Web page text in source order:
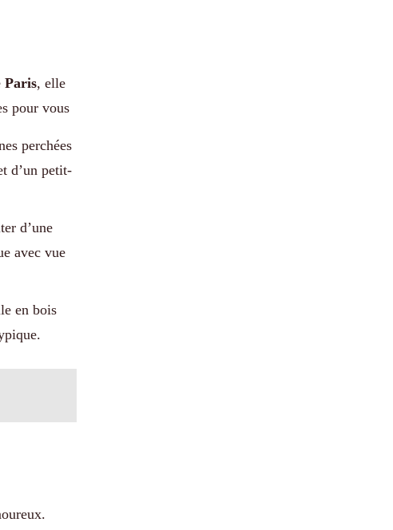
Paris, elle
pour vous
perchées
d’un petit-
d’une
avec vue
en bois